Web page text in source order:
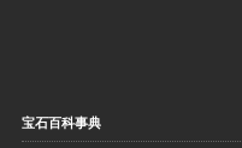
宝石百科事典